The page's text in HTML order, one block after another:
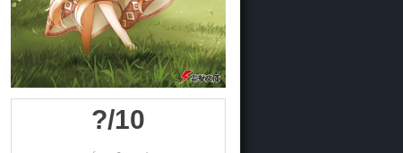
?/10